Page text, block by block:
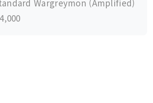
Wargreymon (Amplified)